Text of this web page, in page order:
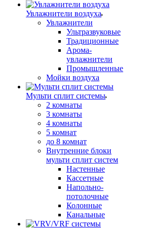
Увлажнители воздуха
Увлажнители
Ультразвуковые
Традиционные
Арома-
увлажнители
Промышленные
Мойки воздуха
Мульти сплит системы
2 комнаты
3 комнаты
4 комнаты
5 комнат
до 8 комнат
Внутренние блоки
мульти сплит систем
Настенные
Кассетные
Напольно-
потолочные
Колонные
Канальные